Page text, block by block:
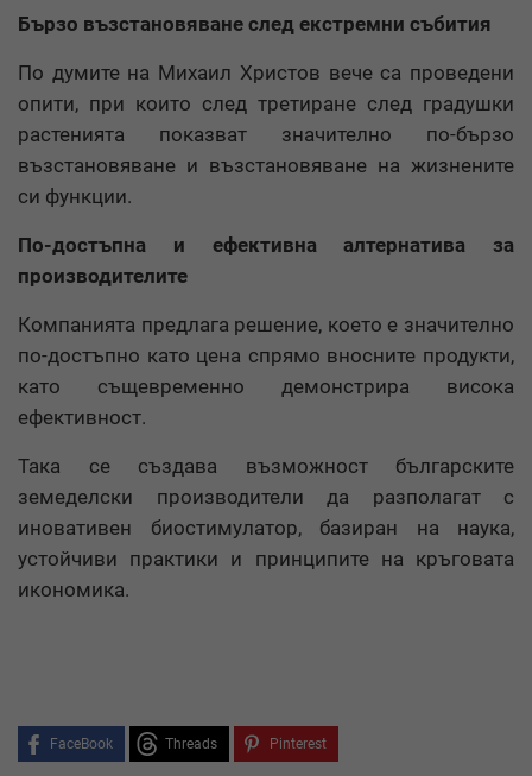
Бързо възстановяване след екстремни събития
По думите на Михаил Христов вече са проведени
опити, при които след третиране след градушки
растенията показват значително по-бързо
възстановяване и възстановяване на жизнените
си функции.
По-достъпна и ефективна алтернатива за
производителите
Компанията предлага решение, което е значително
по-достъпно като цена спрямо вносните продукти,
като същевременно демонстрира висока
ефективност.
Така се създава възможност българските
земеделски производители да разполагат с
иновативен биостимулатор, базиран на наука,
устойчиви практики и принципите на кръговата
икономика.
FaceBook Threads Pinterest